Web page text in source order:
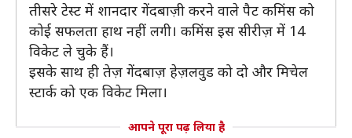
तीसरे टेस्ट में शानदार गेंदबाज़ी करने वाले पैट कमिंस को
कोई सफलता हाथ नहीं लगी। कमिंस इस सीरीज़ में 14
विकेट ले चुके हैं।
इसके साथ ही तेज़ गेंदबाज़ हेज़लवुड को दो और मिचेल
स्टार्क को एक विकेट मिला।
आपने पूरा पढ़ लिया है